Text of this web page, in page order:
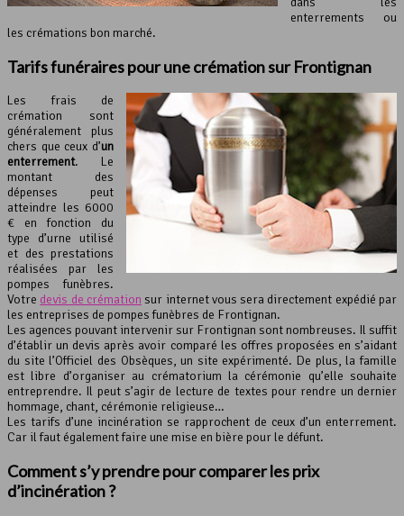
enterrements ou
les crémations bon marché.
Tarifs funéraires pour une crémation sur Frontignan
Les frais de
crémation sont
généralement plus
chers que ceux d’un
enterrement. Le
montant des
dépenses peut
atteindre les 6000
€ en fonction du
type d’urne utilisé
et des prestations
réalisées par les
pompes funèbres.
Votre devis de crémation sur internet vous sera directement expédié par
les entreprises de pompes funèbres de Frontignan.
Les agences pouvant intervenir sur Frontignan sont nombreuses. Il suffit
d’établir un devis après avoir comparé les offres proposées en s’aidant
du site l’Officiel des Obsèques, un site expérimenté. De plus, la famille
est libre d’organiser au crématorium la cérémonie qu’elle souhaite
entreprendre. Il peut s’agir de lecture de textes pour rendre un dernier
hommage, chant, cérémonie religieuse…
Les tarifs d’une incinération se rapprochent de ceux d’un enterrement.
Car il faut également faire une mise en bière pour le défunt.
Comment s’y prendre pour comparer les prix
d’incinération?